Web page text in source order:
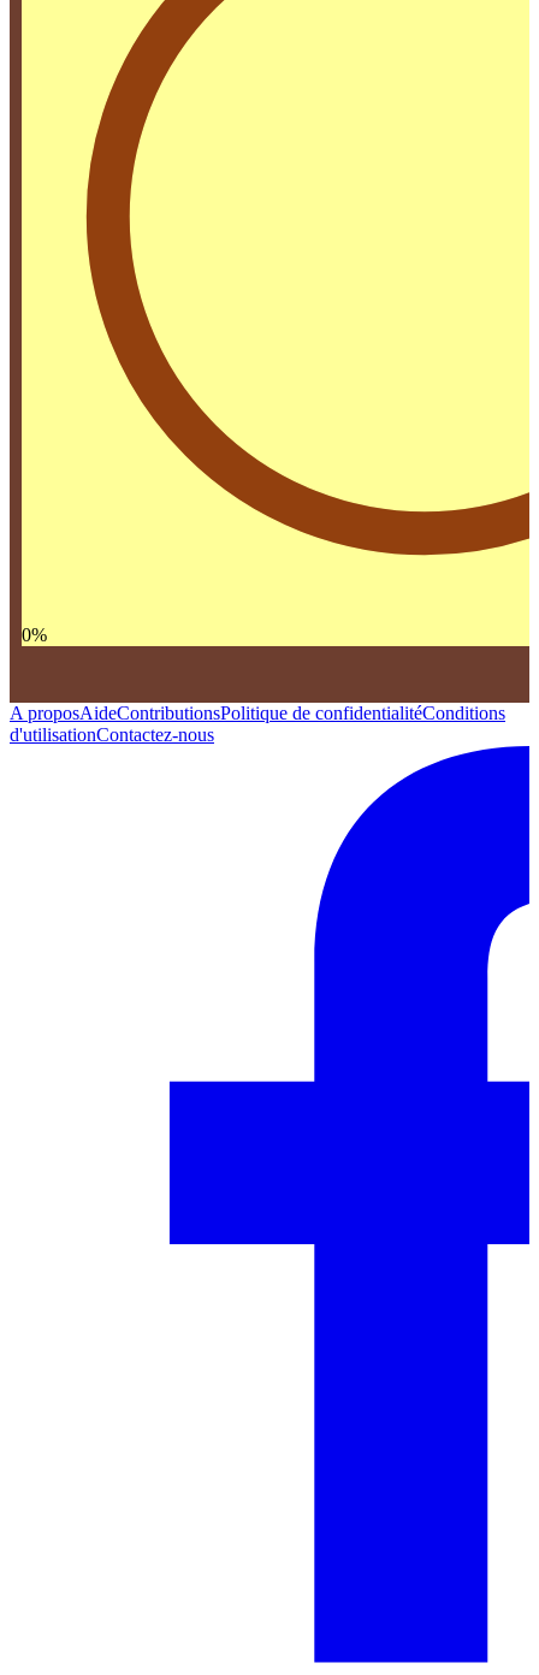
0%
A proposAideContributionsPolitique de confidentialitéConditions
d'utilisationContactez-nous